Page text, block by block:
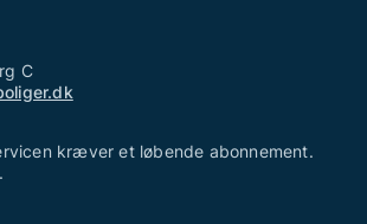
C
kræver et løbende abonnement.